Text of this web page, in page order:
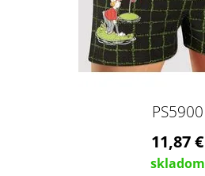
PS5900
11,87 €
skladom